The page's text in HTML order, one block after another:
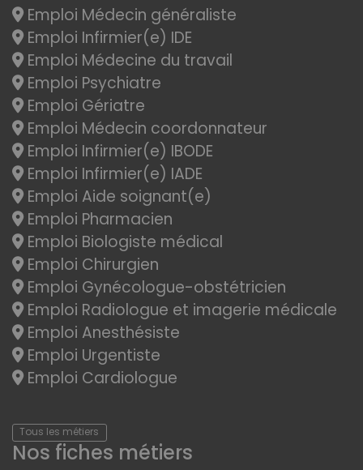
Emploi Médecin généraliste
Emploi Infirmier(e) IDE
Emploi Médecine du travail
Emploi Psychiatre
Emploi Gériatre
Emploi Médecin coordonnateur
Emploi Infirmier(e) IBODE
Emploi Infirmier(e) IADE
Emploi Aide soignant(e)
Emploi Pharmacien
Emploi Biologiste médical
Emploi Chirurgien
Emploi Gynécologue-obstétricien
Emploi Radiologue et imagerie médicale
Emploi Anesthésiste
Emploi Urgentiste
Emploi Cardiologue
Tous les métiers
Nos fiches métiers